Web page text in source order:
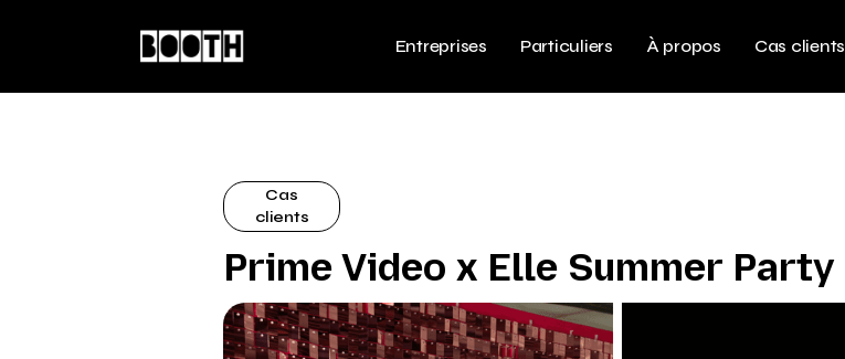
Entreprises Particuliers À propos Cas clients
Cas
clients
Prime Video x Elle Summer Party